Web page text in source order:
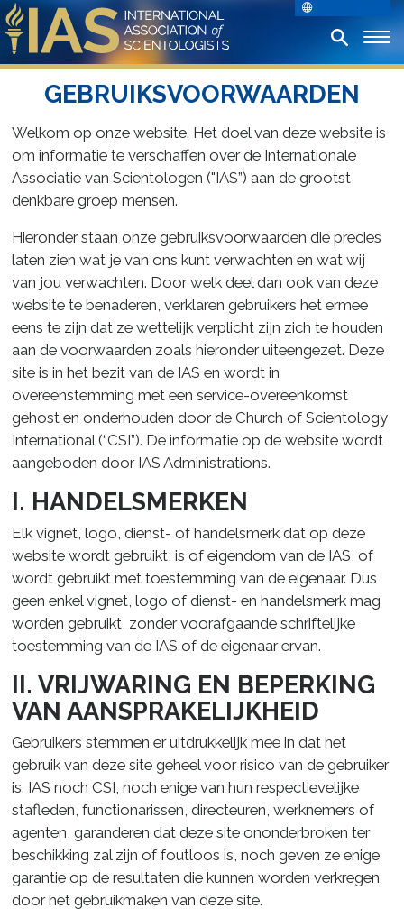
GEBRUIKSVOORWAARDEN
Welkom op onze website. Het doel van deze website is
om informatie te verschaffen over de Internationale
Associatie van Scientologen ("IAS”) aan de grootst
denkbare groep mensen.
Hieronder staan onze gebruiksvoorwaarden die precies
laten zien wat je van ons kunt verwachten en wat wij
van jou verwachten. Door welk deel dan ook van deze
website te benaderen, verklaren gebruikers het ermee
eens te zijn dat ze wettelijk verplicht zijn zich te houden
aan de voorwaarden zoals hieronder uiteengezet. Deze
site is in het bezit van de IAS en wordt in
overeenstemming met een service-overeenkomst
gehost en onderhouden door de Church of Scientology
International (“CSI”). De informatie op de website wordt
aangeboden door IAS Administrations.
I. HANDELSMERKEN
Elk vignet, logo, dienst- of handelsmerk dat op deze
website wordt gebruikt, is of eigendom van de IAS, of
wordt gebruikt met toestemming van de eigenaar. Dus
geen enkel vignet, logo of dienst- en handelsmerk mag
worden gebruikt, zonder voorafgaande schriftelijke
toestemming van de IAS of de eigenaar ervan.
II. VRIJWARING EN BEPERKING
VAN AANSPRAKELIJKHEID
Gebruikers stemmen er uitdrukkelijk mee in dat het
gebruik van deze site geheel voor risico van de gebruiker
is. IAS noch CSI, noch enige van hun respectievelijke
stafleden, functionarissen, directeuren, werknemers of
agenten, garanderen dat deze site ononderbroken ter
beschikking zal zijn of foutloos is, noch geven ze enige
garantie op de resultaten die kunnen worden verkregen
door het gebruikmaken van deze site.